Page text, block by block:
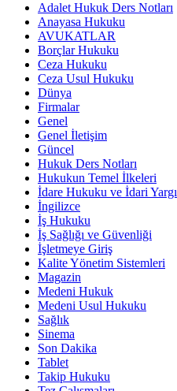
Adalet Hukuk Ders Notları
Anayasa Hukuku
AVUKATLAR
Borçlar Hukuku
Ceza Hukuku
Ceza Usul Hukuku
Dünya
Firmalar
Genel
Genel İletişim
Güncel
Hukuk Ders Notları
Hukukun Temel İlkeleri
İdare Hukuku ve İdari Yargı
İngilizce
İş Hukuku
İş Sağlığı ve Güvenliği
İşletmeye Giriş
Kalite Yönetim Sistemleri
Magazin
Medeni Hukuk
Medeni Usul Hukuku
Sağlık
Sinema
Son Dakika
Tablet
Takip Hukuku